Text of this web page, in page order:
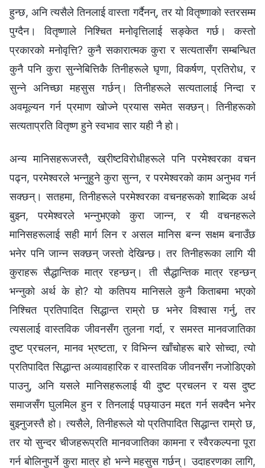
हुन्छ, अनि त्यसैले तिनलाई वास्ता गर्दैनन्, तर यो वितृष्णाको स्तरसम्म
पुग्दैन। वितृष्णाले निश्चित मनोवृत्तिलाई सङ्केत गर्छ। कस्तो
प्रकारको मनोवृत्ति? कुनै सकारात्मक कुरा र सत्यतासँग सम्बन्धित
कुनै पनि कुरा सुन्नेबित्तिकै तिनीहरूले घृणा, विकर्षण, प्रतिरोध, र
सुन्ने अनिच्छा महसुस गर्छन्। तिनीहरूले सत्यतालाई निन्दा र
अवमूल्यन गर्न प्रमाण खोज्ने प्रयास समेत सक्छन्। तिनीहरूको
सत्यताप्रति वितृष्ण हुने स्वभाव सार यही नै हो।
अन्य मानिसहरूजस्तै, ख्रीष्टविरोधीहरूले पनि परमेश्वरका वचन
पढ्न, परमेश्वरले भन्नुहुने कुरा सुन्न, र परमेश्वरको काम अनुभव गर्न
सक्छन्। सतहमा, तिनीहरूले परमेश्वरका वचनहरूको शाब्दिक अर्थ
बुझ्न, परमेश्वरले भन्नुभएको कुरा जान्न, र यी वचनहरूले
मानिसहरूलाई सही मार्ग लिन र असल मानिस बन्न सक्षम बनाउँछ
भनेर पनि जान्न सक्छन् जस्तो देखिन्छ। तर तिनीहरूका लागि यी
कुराहरू सैद्धान्तिक मात्र रहन्छन्। ती सैद्धान्तिक मात्र रहन्छन्
भन्नुको अर्थ के हो? यो कतिपय मानिसले कुनै किताबमा भएको
निश्चित प्रतिपादित सिद्धान्त राम्रो छ भनेर विश्वास गर्नु, तर
त्यसलाई वास्तविक जीवनसँग तुलना गर्दा, र समस्त मानवजातिका
दुष्ट प्रचलन, मानव भ्रष्टता, र विभिन्न खाँचोहरू बारे सोच्दा, त्यो
प्रतिपादित सिद्धान्त अव्यावहारिक र वास्तविक जीवनसँग नजोडिएको
पाउनु, अनि यसले मानिसहरूलाई यी दुष्ट प्रचलन र यस दुष्ट
समाजसँग घुलमिल हुन र तिनलाई पछ्याउन मद्दत गर्न सक्दैन भनेर
बुझ्नुजस्तै हो। त्यसैले, तिनीहरूले यो प्रतिपादित सिद्धान्त राम्रो छ,
तर यो सुन्दर चीजहरूप्रति मानवजातिका कामना र स्वैरकल्पना पूरा
गर्न बोलिनुपर्ने कुरा मात्र हो भन्ने महसुस गर्छन्। उदाहरणका लागि,